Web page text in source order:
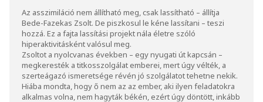
Az asszimiláció nem állítható meg, csak lassítható – állítja
Bede-Fazekas Zsolt. De piszkosul le kéne lassítani – teszi
hozzá. Ez a fajta lassítási projekt nála életre szóló
hiperaktivitásként valósul meg.
Zsoltot a nyolcvanas években – egy nyugati út kapcsán –
megkeresték a titkosszolgálat emberei, mert úgy vélték, a
szerteágazó ismeretsége révén jó szolgálatot tehetne nekik.
Hiába mondta, hogy ő nem az az ember, aki ilyen feladatokra
alkalmas volna, nem hagyták békén, ezért úgy döntött, inkább